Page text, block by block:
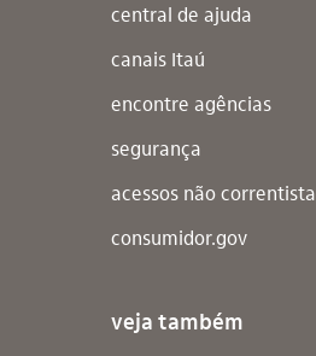
central de ajuda
canais Itaú
encontre agências
segurança
acessos não correntista
consumidor.gov
veja também